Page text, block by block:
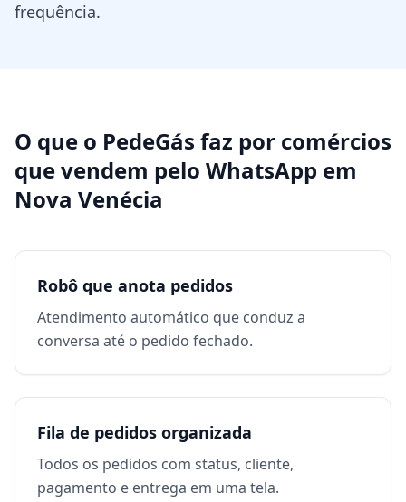
frequência.
O que o PedeGás faz por comércios
que vendem pelo WhatsApp em
Nova Venécia
Robô que anota pedidos
Atendimento automático que conduz a
conversa até o pedido fechado.
Fila de pedidos organizada
Todos os pedidos com status, cliente,
pagamento e entrega em uma tela.